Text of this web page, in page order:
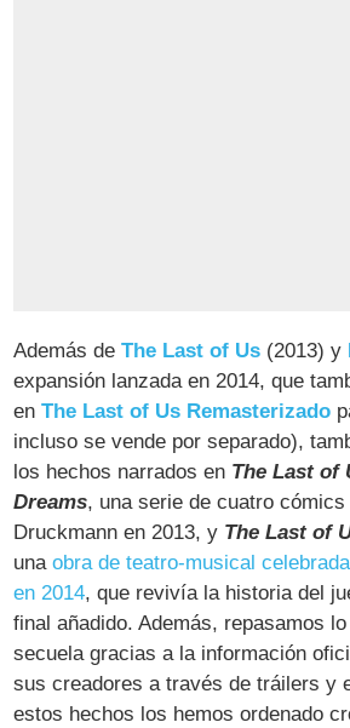
Además deThe Last of Us (2013) y
expansión lanzada en 2014, que
enThe Last of Us Remasterizado
incluso se vende por separado),
los hechos narrados en The Last of
Dreams, una serie de cuatro
Druckmann en 2013, y The Last of
unaobra de teatro-musical
en 2014, que revivía la historia del
final añadido. Además, repasamos
secuela gracias a la información
sus creadores a través de tráilers y
estos hechos los hemos ordenado